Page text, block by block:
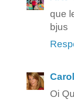
que
bjus
Oi